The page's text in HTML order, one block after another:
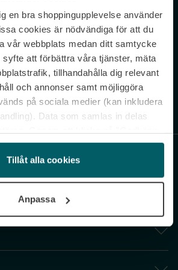
en bra shoppingupplevelse använder
cookies är nödvändiga för att du
vår webbplats medan ditt samtycke
att förbättra våra tjänster, mäta
tillhandahålla dig relevant
och annonser samt möjliggöra
på sociala medier (kan inkludera
Data som samlas in delas
du samtliga cookies medan du
kan anpassa användningen av
ditt samtycke när som helst.
Tillåt alla cookies
Anpassa
a beat.
newsletter.
accepterar du vår Integritetspolicy. Avprenumerera